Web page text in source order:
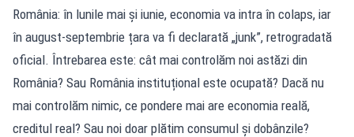
România: în lunile mai și iunie, economia va intra în colaps, iar
în august-septembrie țara va fi declarată „junk”, retrogradată
oficial. Întrebarea este: cât mai controlăm noi astăzi din
România? Sau România instituțional este ocupată? Dacă nu
mai controlăm nimic, ce pondere mai are economia reală,
creditul real? Sau noi doar plătim consumul și dobânzile?